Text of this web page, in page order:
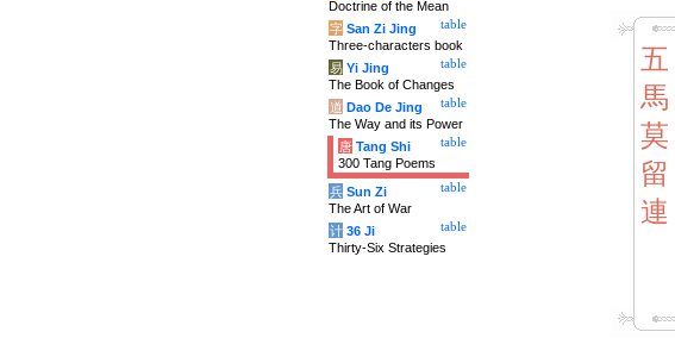
五
馬
莫
留
連
Doctrine of the Mean
table
字 San Zi Jing
Three-characters book
table
易 Yi Jing
The Book of Changes
table
道 Dao De Jing
The Way and its Power
table
唐 Tang Shi
300 Tang Poems
table
兵 Sun Zi
The Art of War
table
计 36 Ji
Thirty-Six Strategies